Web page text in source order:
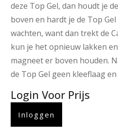
deze Top Gel, dan houdt je
boven en hardt je de Top
wachten, want dan trekt de
kun je het opnieuw lakken
magneet er boven houden.
de Top Gel geen kleeflaag
Login Voor Prijs
Inloggen